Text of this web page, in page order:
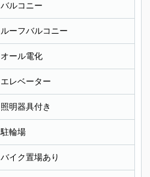
バルコニー
ルーフバルコニー
オール電化
エレベーター
照明器具付き
駐輪場
バイク置場あり